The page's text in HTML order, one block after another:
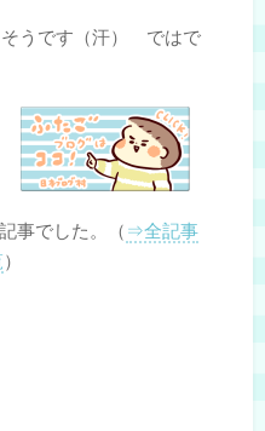
そうです（汗） ではで
事でした。（ ⇒全記事
）